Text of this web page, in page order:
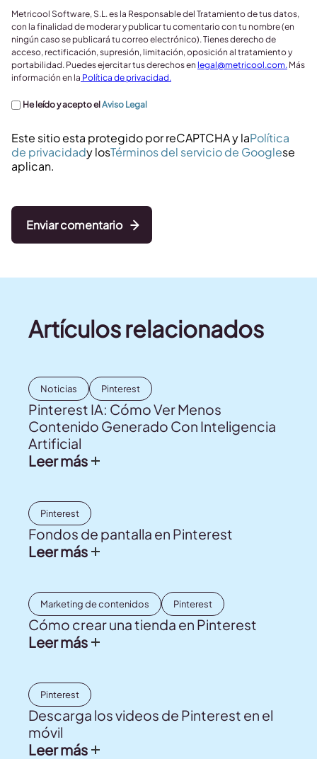
Metricool Software, S.L. es la Responsable del Tratamiento de tus datos,
con la finalidad de moderar y publicar tu comentario con tu nombre (en
ningún caso se publicará tu correo electrónico). Tienes derecho de
acceso, rectificación, supresión, limitación, oposición al tratamiento y
portabilidad. Puedes ejercitar tus derechos en legal@metricool.com. Más
información en la Política de privacidad.
He leído y acepto elAviso Legal
Este sitio esta protegido por reCAPTCHA y laPolítica
de privacidady losTérminos del servicio de Googlese
aplican.
Enviar comentario
Artículos relacionados
Noticias Pinterest
Pinterest IA: Cómo Ver Menos
Contenido Generado Con Inteligencia
Artificial
Leer más
Pinterest
Fondos de pantalla en Pinterest
Leer más
Marketing de contenidos Pinterest
Cómo crear una tienda en Pinterest
Leer más
Pinterest
Descarga los videos de Pinterest en el
móvil
Leer más